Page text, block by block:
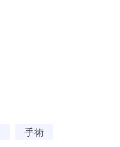
手術